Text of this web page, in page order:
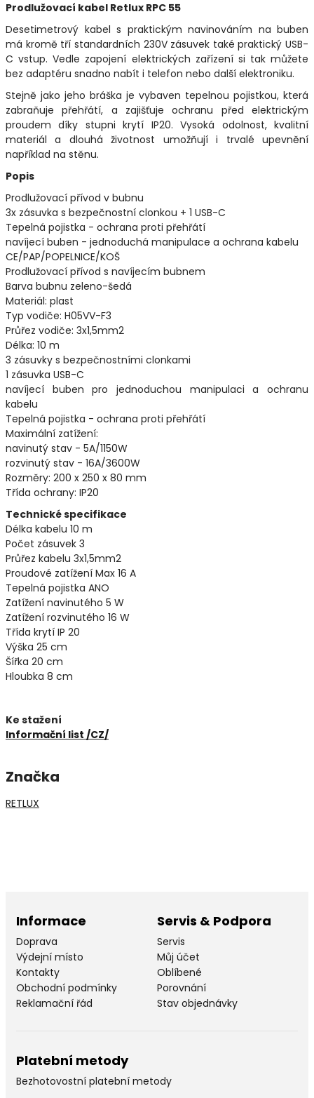
Prodlužovací kabel Retlux RPC 55
Desetimetrový kabel s praktickým navinováním na buben
má kromě tří standardních 230V zásuvek také praktický USB-
C vstup. Vedle zapojení elektrických zařízení si tak můžete
bez adaptéru snadno nabít i telefon nebo další elektroniku.
Stejně jako jeho bráška je vybaven tepelnou pojistkou, která
zabraňuje přehřátí, a zajišťuje ochranu před elektrickým
proudem díky stupni krytí IP20. Vysoká odolnost, kvalitní
materiál a dlouhá životnost umožňují i trvalé upevnění
například na stěnu.
Popis
Prodlužovací přívod v bubnu
3x zásuvka s bezpečnostní clonkou + 1 USB-C
Tepelná pojistka - ochrana proti přehřátí
navíjecí buben - jednoduchá manipulace a ochrana kabelu
CE/PAP/POPELNICE/KOŠ
Prodlužovací přívod s navíjecím bubnem
Barva bubnu zeleno-šedá
Materiál: plast
Typ vodiče: H05VV-F3
Průřez vodiče: 3x1,5mm2
Délka: 10 m
3 zásuvky s bezpečnostními clonkami
1 zásuvka USB-C
navíjecí buben pro jednoduchou manipulaci a ochranu
kabelu
Tepelná pojistka - ochrana proti přehřátí
Maximální zatížení:
navinutý stav - 5A/1150W
rozvinutý stav - 16A/3600W
Rozměry: 200 x 250 x 80 mm
Třída ochrany: IP20
Technické specifikace
Délka kabelu 10 m
Počet zásuvek 3
Průřez kabelu 3x1,5mm2
Proudové zatížení Max 16 A
Tepelná pojistka ANO
Zatížení navinutého 5 W
Zatížení rozvinutého 16 W
Třída krytí IP 20
Výška 25 cm
Šířka 20 cm
Hloubka 8 cm
Ke stažení
Informační list /CZ/
Značka
RETLUX
Informace
Doprava
Výdejní místo
Kontakty
Obchodní podmínky
Reklamační řád
Servis & Podpora
Servis
Můj účet
Oblíbené
Porovnání
Stav objednávky
Platební metody
Bezhotovostní platební metody